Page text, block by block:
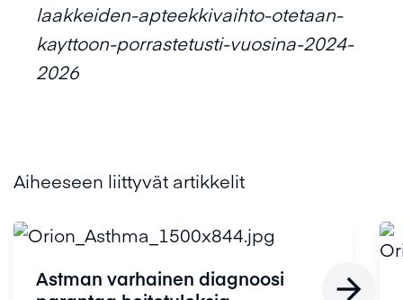
laakkeiden-apteekkivaihto-otetaan-
kayttoon-porrastetusti-vuosina-2024-
2026
Aiheeseen liittyvät artikkelit
Astman varhainen diagnoosi
